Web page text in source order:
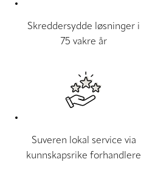
Skreddersydde løsninger i
75 vakre år
Suveren lokal service via
kunnskapsrike forhandlere